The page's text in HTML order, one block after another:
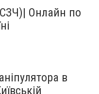
Онлайн по
в